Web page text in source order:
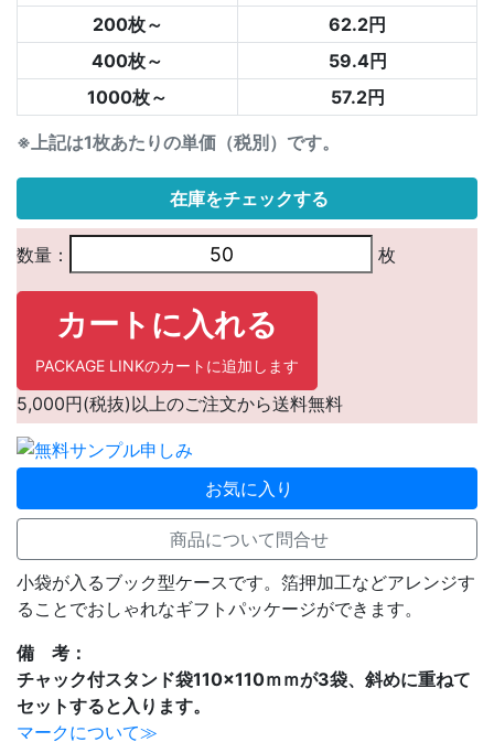
※上記は1枚あたりの単価（税別）です。
200枚～
62.2円
400枚～
59.4円
1000枚～
57.2円
在庫をチェックする
数量： 枚
カートに入れる
PACKAGE LINKのカートに追加します
5,000円(税抜)以上のご注文から送料無料
お気に入り
商品について問合せ
小袋が入るブック型ケースです。箔押加工などアレンジす
ることでおしゃれなギフトパッケージができます。
備 考：
チャック付スタンド袋110×110ｍｍが3袋、斜めに重ねて
セットすると入ります。
マークについて≫